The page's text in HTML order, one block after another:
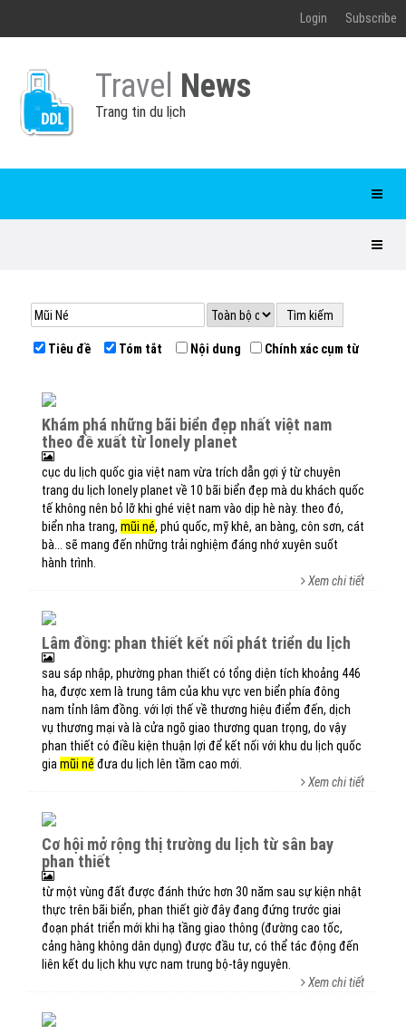
Login Subscribe
Travel News
Trang tin du lịch
Tiêu đề Tóm tắt Nội dung Chính xác cụm từ
khám phá những bãi biển đẹp nhất việt nam
theo đề xuất từ lonely planet
cục du lịch quốc gia việt nam vừa trích dẫn gợi ý từ chuyên
trang du lịch lonely planet về 10 bãi biển đẹp mà du khách quốc
tế không nên bỏ lỡ khi ghé việt nam vào dịp hè này. theo đó,
biển nha trang, mũi né, phú quốc, mỹ khê, an bàng, côn sơn, cát
bà... sẽ mang đến những trải nghiệm đáng nhớ xuyên suốt
hành trình.
Xem chi tiết
lâm đồng: phan thiết kết nối phát triển du lịch
sau sáp nhập, phường phan thiết có tổng diện tích khoảng 446
ha, được xem là trung tâm của khu vực ven biển phía đông
nam tỉnh lâm đồng. với lợi thế về thương hiệu điểm đến, dịch
vụ thương mại và là cửa ngõ giao thương quan trọng, do vậy
phan thiết có điều kiện thuận lợi để kết nối với khu du lịch quốc
gia mũi né đưa du lịch lên tầm cao mới.
Xem chi tiết
cơ hội mở rộng thị trường du lịch từ sân bay
phan thiết
từ một vùng đất được đánh thức hơn 30 năm sau sự kiện nhật
thực trên bãi biển, phan thiết giờ đây đang đứng trước giai
đoạn phát triển mới khi hạ tầng giao thông (đường cao tốc,
cảng hàng không dân dụng) được đầu tư, có thể tác động đến
liên kết du lịch khu vực nam trung bộ-tây nguyên.
Xem chi tiết